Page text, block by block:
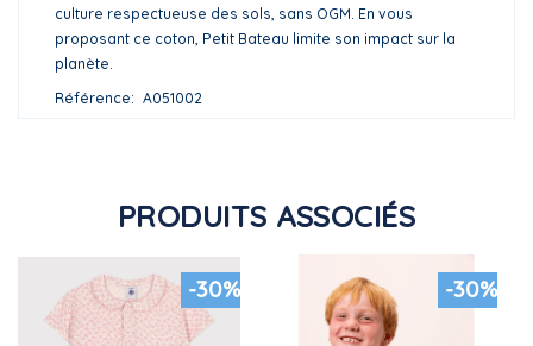
culture respectueuse des sols, sans OGM. En vous
proposant ce coton, Petit Bateau limite son impact sur la
planète.
Référence
A051002
PRODUITS ASSOCIÉS
-30% -30%